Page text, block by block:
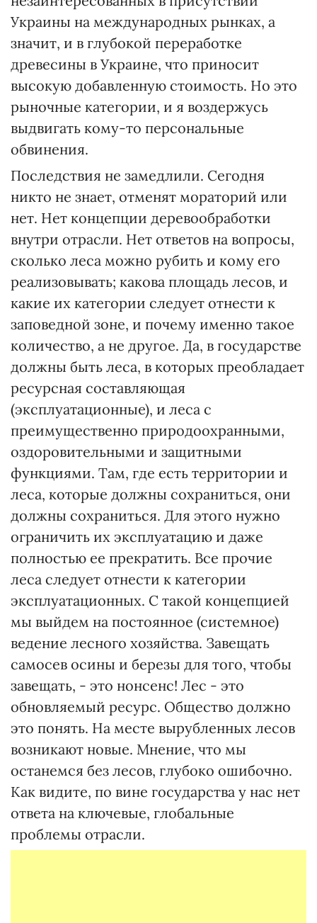
Украины на международных рынках, а
значит, и в глубокой переработке
древесины в Украине, что приносит
высокую добавленную стоимость. Но это
рыночные категории, и я воздержусь
выдвигать кому-то персональные
обвинения.
Последствия не замедлили. Сегодня
никто не знает, отменят мораторий или
нет. Нет концепции деревообработки
внутри отрасли. Нет ответов на вопросы,
сколько леса можно рубить и кому его
реализовывать; какова площадь лесов, и
какие их категории следует отнести к
заповедной зоне, и почему именно такое
количество, а не другое. Да, в государстве
должны быть леса, в которых преобладает
ресурсная составляющая
(эксплуатационные), и леса с
преимущественно природоохранными,
оздоровительными и защитными
функциями. Там, где есть территории и
леса, которые должны сохраниться, они
должны сохраниться. Для этого нужно
ограничить их эксплуатацию и даже
полностью ее прекратить. Все прочие
леса следует отнести к категории
эксплуатационных. С такой концепцией
мы выйдем на постоянное (системное)
ведение лесного хозяйства. Завещать
самосев осины и березы для того, чтобы
завещать, - это нонсенс! Лес - это
обновляемый ресурс. Общество должно
это понять. На месте вырубленных лесов
возникают новые. Мнение, что мы
останемся без лесов, глубоко ошибочно.
Как видите, по вине государства у нас нет
ответа на ключевые, глобальные
проблемы отрасли.